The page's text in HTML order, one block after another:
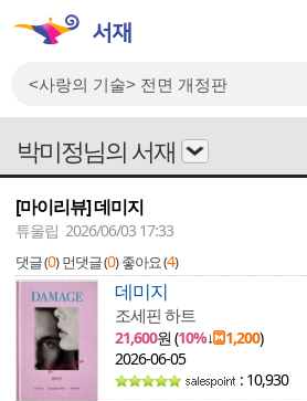
박미정님의 서재
[마이리뷰] 데미지
튜울립 2026/06/03 17:33
댓글 (0) 먼댓글 (0) 좋아요 (4)
데미지
조세핀 하트
21,600원 (10%↓ 1,200)
2026-06-05
: 10,930